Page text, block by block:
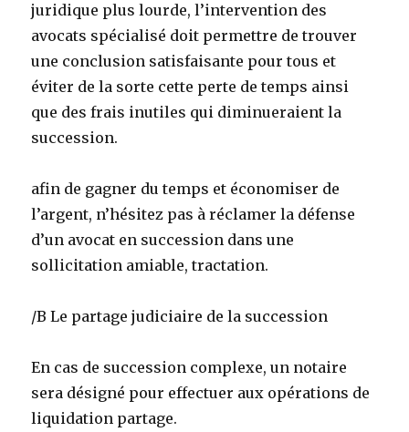
juridique plus lourde, l’intervention des
avocats spécialisé doit permettre de trouver
une conclusion satisfaisante pour tous et
éviter de la sorte cette perte de temps ainsi
que des frais inutiles qui diminueraient la
succession.
afin de gagner du temps et économiser de
l’argent, n’hésitez pas à réclamer la défense
d’un avocat en succession dans une
sollicitation amiable, tractation.
/B Le partage judiciaire de la succession
En cas de succession complexe, un notaire
sera désigné pour effectuer aux opérations de
liquidation partage.